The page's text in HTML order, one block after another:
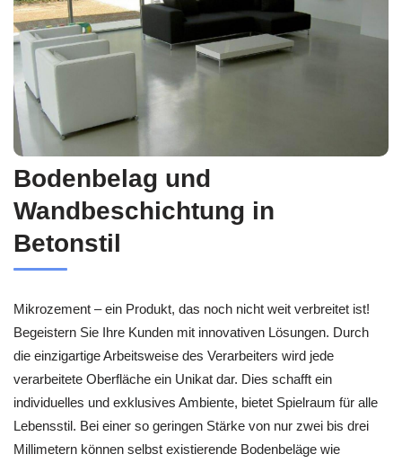
Bodenbelag und
Wandbeschichtung in
Betonstil
Mikrozement – ein Produkt, das noch nicht weit verbreitet ist!
Begeistern Sie Ihre Kunden mit innovativen Lösungen. Durch
die einzigartige Arbeitsweise des Verarbeiters wird jede
verarbeitete Oberfläche ein Unikat dar. Dies schafft ein
individuelles und exklusives Ambiente, bietet Spielraum für alle
Lebensstil. Bei einer so geringen Stärke von nur zwei bis drei
Millimetern können selbst existierende Bodenbeläge wie